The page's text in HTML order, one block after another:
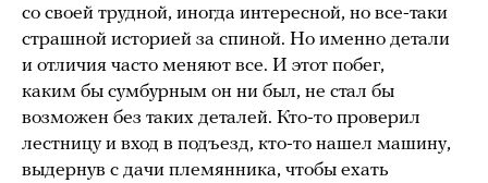
со своей трудной, иногда интересной, но все-таки
страшной историей за спиной. Но именно детали
и отличия часто меняют все. И этот побег,
каким бы сумбурным он ни был, не стал бы
возможен без таких деталей. Кто-то проверил
лестницу и вход в подъезд, кто-то нашел машину,
выдернув с дачи племянника, чтобы ехать